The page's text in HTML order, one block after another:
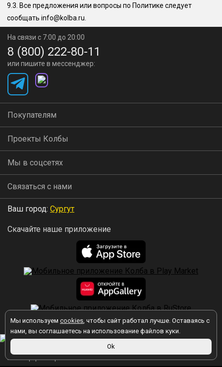
9.3. Все предложения или вопросы по Политике следует
сообщать info@kolba.ru
Мы используем cookies, чтобы сайт работал лучше. Оставаясь с
нами, вы соглашаетесь на использование файлов куки.
Ok
На связи с 7:00 до 20:00
8 (800) 222-80-11
или пишите в мессенджер:
Покупателям
Проекты Колбы
Мы в соцсетях
Связаться с нами
Ваш город: Сургут
Скачайте наше приложение
2026 © Колба
Вы принимаете условия политики в отношении обработки
персональных данных
любой форме обратной связи на сайте kolba.ru.